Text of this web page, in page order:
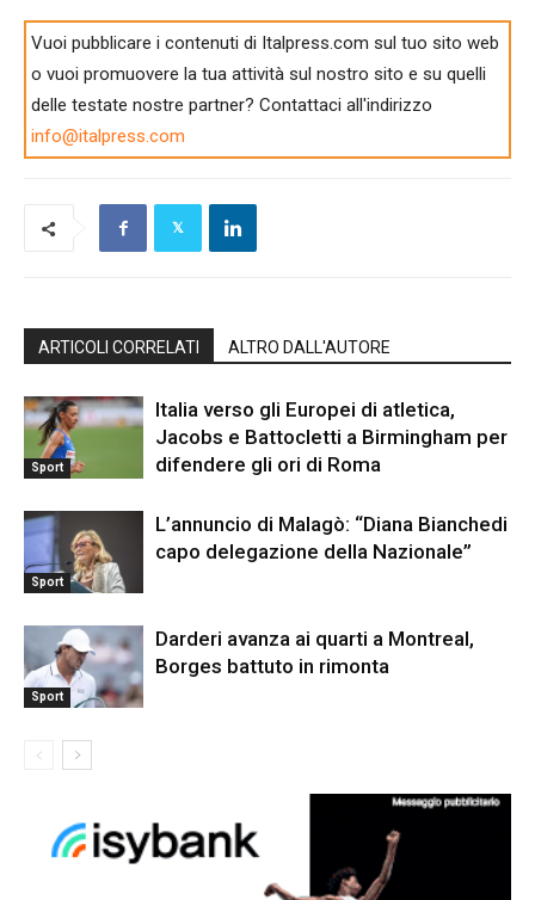
Vuoi pubblicare i contenuti di Italpress.com sul tuo sito web
o vuoi promuovere la tua attività sul nostro sito e su quelli
delle testate nostre partner? Contattaci all'indirizzo
info@italpress.com
ARTICOLI CORRELATI ALTRO DALL'AUTORE
Sport
Italia verso gli Europei di atletica,
Jacobs e Battocletti a Birmingham per
difendere gli ori di Roma
Sport
L’annuncio di Malagò: “Diana Bianchedi
capo delegazione della Nazionale”
Sport
Darderi avanza ai quarti a Montreal,
Borges battuto in rimonta